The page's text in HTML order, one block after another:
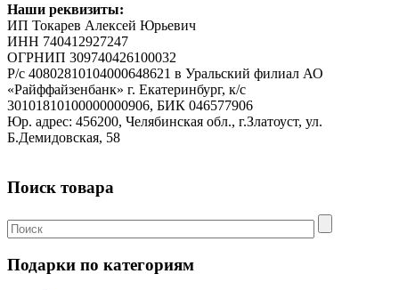
Наши реквизиты:
ИП Токарев Алексей Юрьевич
ИНН 740412927247
ОГРНИП 309740426100032
Р/с 40802810104000648621 в Уральский филиал АО
«Райффайзенбанк» г. Екатеринбург, к/с
30101810100000000906, БИК 046577906
Юр. адрес: 456200, Челябинская обл., г.Златоуст, ул.
Б.Демидовская, 58
Поиск товара
Подарки по категориям